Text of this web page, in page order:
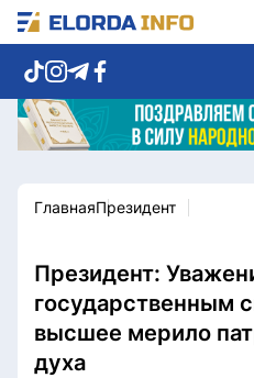
Новости столицы
Спорт
Разное
Видео
Мир
Послание
Этический кодекс
ГлавнаяПрезидент
Президент:
государственным
высшее мерило
духа